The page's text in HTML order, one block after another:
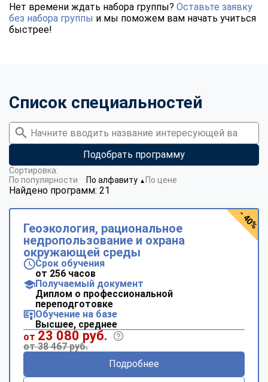
Нет времени ждать набора группы? Оставьте заявку
без набора группы и мы поможем вам начать учиться
быстрее!
Список специальностей
Подобрать программу
Найдено программ: 21
Сортировка:
По популярности
По алфавиту ▼ По цене
Геоэкология, рациональное
недропользование и охрана
окружающей среды
Срок обучения
от 256 часов
Получаемый документ
Диплом о профессиональной
переподготовке
Обучение на базе
Высшее, среднее
от 23 080 руб.
от 38 467 руб.
Подробнее
- 40%